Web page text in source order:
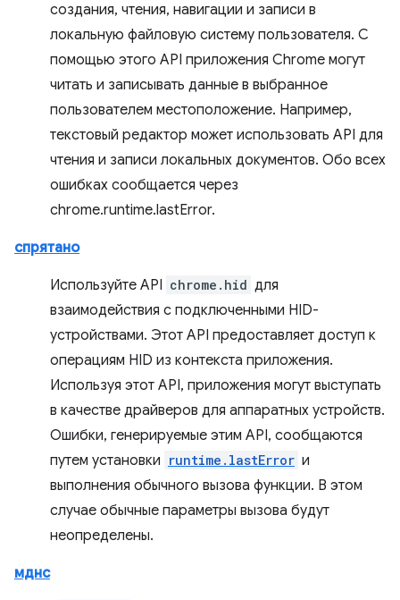
создания, чтения, навигации и записи в
локальную файловую систему пользователя. С
помощью этого API приложения Chrome могут
читать и записывать данные в выбранное
пользователем местоположение. Например,
текстовый редактор может использовать API для
чтения и записи локальных документов. Обо всех
ошибках сообщается через
chrome.runtime.lastError.
спрятано
Используйте API chrome.hid для
взаимодействия с подключенными HID-
устройствами. Этот API предоставляет доступ к
операциям HID из контекста приложения.
Используя этот API, приложения могут выступать
в качестве драйверов для аппаратных устройств.
Ошибки, генерируемые этим API, сообщаются
путем установки runtime.lastError и
выполнения обычного вызова функции. В этом
случае обычные параметры вызова будут
неопределены.
мднс